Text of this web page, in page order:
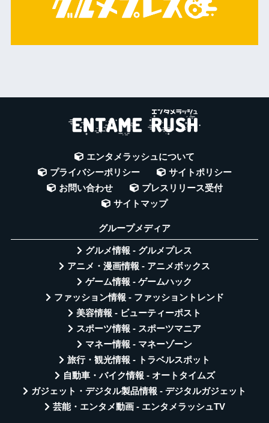
エンタメラッシュについて
プライバシーポリシー
サイトポリシー
お問い合わせ
プレスリリース受付
サイトマップ
グループメディア
グルメ情報 - グルメプレス
アニメ・漫画情報 - アニメボックス
ゲーム情報 - ゲームハック
ファッション情報 - ファッショントレンド
美容情報 - ビューティーポスト
スポーツ情報 - スポーツマニア
マネー情報 - マネーゾーン
旅行・観光情報 - トラベルスポット
自動車・バイク情報 - オートタイムズ
ガジェット・デジタル製品情報 - デジタルガジェット
芸能・エンタメ動画 - エンタメラッシュTV